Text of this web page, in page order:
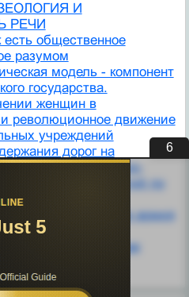
И
РЕЧИ
есть общественное
разумом
модель - компонент
государства.
женщин в
революционное движение
учреждений
дорог на
образования снежно-
Система мероприятий по
- 1874 г.г Русская армия
в.
производство как
5